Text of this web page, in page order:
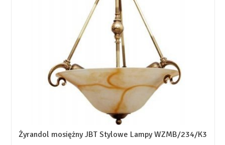
Żyrandol mosiężny JBT Stylowe Lampy WZMB/234/K3